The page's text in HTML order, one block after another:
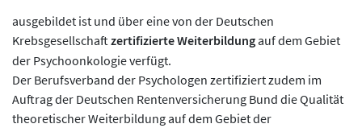
ausgebildet ist und über eine von der Deutschen
Krebsgesellschaft zertifizierte Weiterbildungauf dem Gebiet
der Psychoonkologie verfügt.
Der Berufsverband der Psychologen zertifiziert zudem im
Auftrag der Deutschen Rentenversicherung Bund die Qualität
theoretischer Weiterbildung auf dem Gebiet der